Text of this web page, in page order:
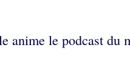
le podcast du